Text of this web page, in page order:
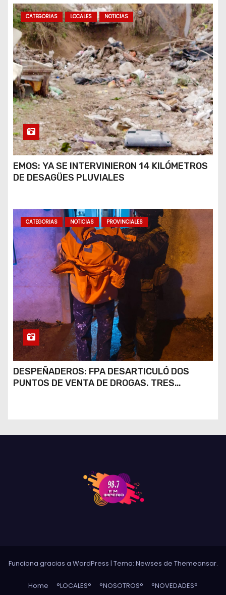
CATEGORIAS LOCALES NOTICIAS
EMOS: YA SE INTERVINIERON 14 KILÓMETROS
DE DESAGÜES PLUVIALES
CATEGORIAS NOTICIAS PROVINCIALES
DESPEÑADEROS: FPA DESARTICULÓ DOS
PUNTOS DE VENTA DE DROGAS. TRES
Funciona gracias a WordPress | Tema: Newses de Themeansar.
Home °LOCALES° °NOSOTROS° °NOVEDADES°